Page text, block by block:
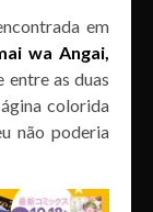
em
wa Angai,
entre as duas
colorida
não poderia